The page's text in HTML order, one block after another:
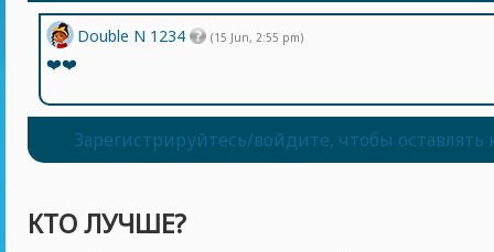
Double N 1234 (15 Jun, 2:55 pm)
❤️❤️
Зарегистрируйтесь/войдите, чтобы
КТО ЛУЧШЕ?